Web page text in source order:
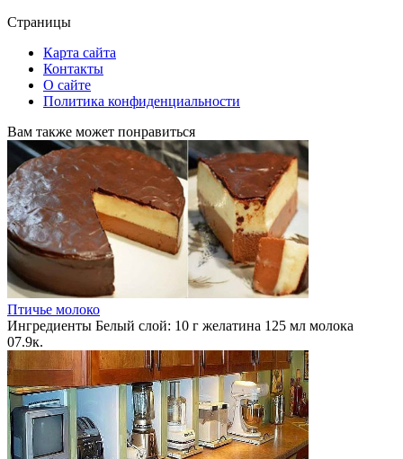
Страницы
Карта сайта
Контакты
О сайте
Политика конфиденциальности
Вам также может понравиться
Птичье молоко
Ингредиенты Белый слой: 10 г желатина 125 мл молока
07.9к.